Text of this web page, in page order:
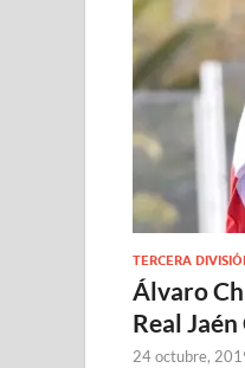
TERCERA
Álvaro
Real Jaén
24 octubre,